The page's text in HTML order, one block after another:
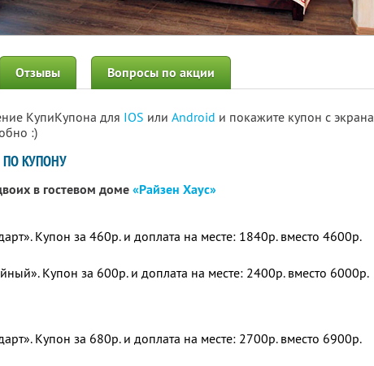
Отзывы Вопросы по акции
КупиКупона для IOS или Android и покажите купон с экрана
:)
КУПОНУ
в гостевом доме«Райзен Хаус»
Купон за 460р. и доплата на месте: 1840р. вместо 4600р.
Купон за 600р. и доплата на месте: 2400р. вместо 6000р.
Купон за 680р. и доплата на месте: 2700р. вместо 6900р.